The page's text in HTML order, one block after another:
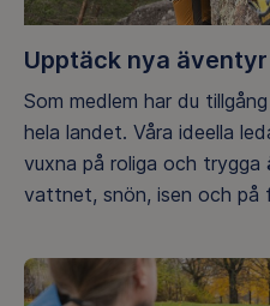
Upptäck nya äventyr
Som medlem har du
hela landet. Våra ideella
vuxna på roliga och trygga
vattnet, snön, isen och på